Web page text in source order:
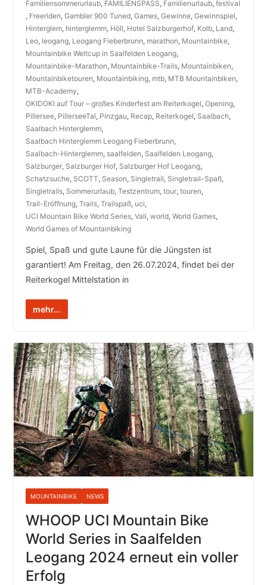
Familiensommerurlaub, FAMILIENSPASS, Familienurlaub, festival
, Freeriden, Gambler 900 Tuned, Games, Gewinne, Gewinnspiel,
Hinterglem, hinterglemm, Höll, Hotel Salzburgerhof, Kolb, Land,
Leo, leogang, Leogang Fieberbrunn, marathon, Mountainbike,
Mountainbike Weltcup in Saalfelden Leogang,
Mountainbike-Marathon, Mountainbike-Trails, Mountainbiken,
Mountainbiketouren, Mountainbiking, mtb, MTB Mountainbiken,
MTB-Academy,
OKIDOKI auf Tour – großes Kinderfest am Reiterkogel, Opening,
Pillersee, PillerseeTal, Pinzgau, Recap, Reiterkogel, Saalbach,
Saalbach Hinterglemm,
Saalbach Hinterglemm Leogang Fieberbrunn,
Saalbach-Hinterglemm, saalfelden, Saalfelden Leogang,
Salzburger, Salzburger Hof, Salzburger Hof Leogang,
Schatzsuche, SCOTT, Season, Singletrail, Singletrail-Spaß,
Singletrails, Sommerurlaub, Testzentrum, tour, touren,
Trail-Eröffnung, Trails, Trailspaß, uci,
UCI Mountain Bike World Series, Vali, world, World Games,
World Games of Mountainbiking
Spiel, Spaß und gute Laune für die Jüngsten ist
garantiert! Am Freitag, den 26.07.2024, findet bei der
Reiterkogel Mittelstation in
mehr...
MOUNTAINBIKE NEWS
WHOOP UCI Mountain Bike
World Series in Saalfelden
Leogang 2024 erneut ein voller
Erfolg